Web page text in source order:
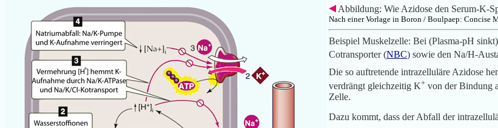
Abbildung: Wie Azidose den Serum-K-
Nach einer Vorlage in Boron / Boulpaep: Concise
Beispiel Muskelzelle: Bei (Plasma-pH sinkt)
Cotransporter (NBC) sowie den Na/H-
Die so auftretende intrazelluläre Azidose
verdrängt gleichzeitig K+ von der Bindung
Zelle.
Dazu kommt, dass der Abfall der